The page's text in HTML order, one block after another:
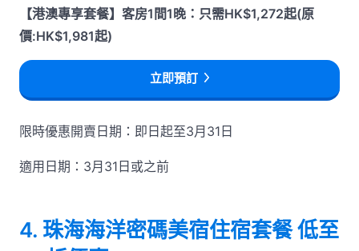
【港澳專享套餐】客房1間1晚：只需HK$1,272起(原
價:HK$1,981起)
立即預訂
限時優惠開賣日期：即日起至3月31日
適用日期：3月31日或之前
4. 珠海海洋密碼美宿住宿套餐 低至